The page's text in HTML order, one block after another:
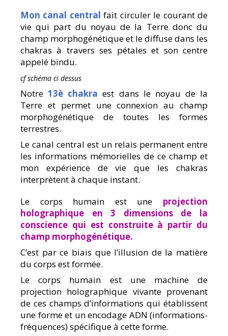
Mon canal central fait circuler le courant de
vie qui part du noyau de la Terre donc du
champ morphogénétique et le diffuse dans les
chakras à travers ses pétales et son centre
appelé bindu.
cf schéma ci dessus
Notre13è chakra est dans le noyau de la
Terre et permet une connexion au champ
morphogénétique de toutes les formes
terrestres.
Le canal central est un relais permanent entre
les informations mémorielles de ce champ et
mon expérience de vie que les chakras
interprètent à chaque instant.
Le corps humain est une projection
holographique en 3 dimensions de la
conscience qui est construite à partir du
champ morphogénétique.
C’est par ce biais que l’illusion de la matière
du corps est formée.
Le corps humain est une machine de
projection holographique vivante provenant
de ces champs d’informations qui établissent
une forme et un encodage ADN (informations-
fréquences) spécifique à cette forme.